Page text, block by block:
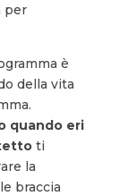
per
è
della vita
quando eri
ti
la
braccia